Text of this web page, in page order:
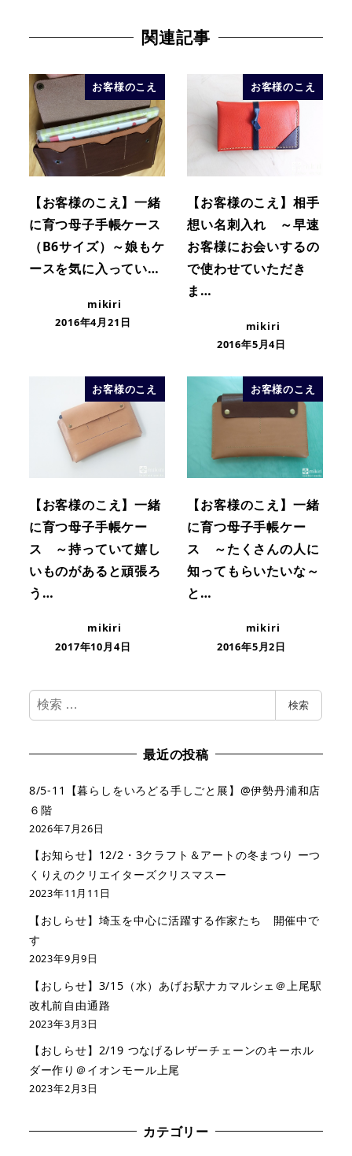
関連記事
お客様のこえ
【お客様のこえ】一緒
に育つ母子手帳ケース
（B6サイズ）～娘もケ
ースを気に入ってい…
mikiri
2016年4月21日
お客様のこえ
【お客様のこえ】相手
想い名刺入れ ～早速
お客様にお会いするの
で使わせていただき
ま…
mikiri
2016年5月4日
お客様のこえ
【お客様のこえ】一緒
に育つ母子手帳ケー
ス ～持っていて嬉し
いものがあると頑張ろ
う…
mikiri
2017年10月4日
お客様のこえ
【お客様のこえ】一緒
に育つ母子手帳ケー
ス ～たくさんの人に
知ってもらいたいな～
と…
mikiri
2016年5月2日
検
索
検索
最近の投稿
8/5-11【暮らしをいろどる手しごと展】@伊勢丹浦和店
６階
2026年7月26日
【お知らせ】12/2・3クラフト＆アートの冬まつり ーつ
くりえのクリエイターズクリスマスー
2023年11月11日
【おしらせ】埼玉を中心に活躍する作家たち 開催中で
す
2023年9月9日
【おしらせ】3/15（水）あげお駅ナカマルシェ＠上尾駅
改札前自由通路
2023年3月3日
【おしらせ】2/19 つなげるレザーチェーンのキーホル
ダー作り＠イオンモール上尾
2023年2月3日
カテゴリー